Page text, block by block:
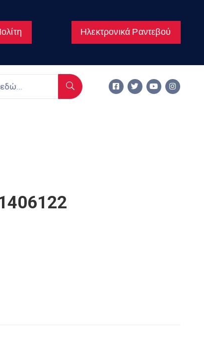
Ηλεκτρονικά Ραντεβού